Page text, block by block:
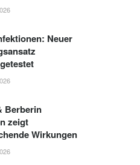
Neuer
Berberin
zeigt
Wirkungen